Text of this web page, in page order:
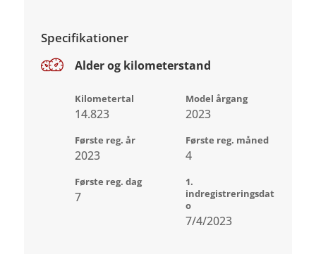
Specifikationer
Alder og kilometerstand
Kilometertal
14.823
Model årgang
2023
Første reg. år
2023
Første reg. måned
4
Første reg. dag
7
1.
indregistreringsdat
o
7/4/2023